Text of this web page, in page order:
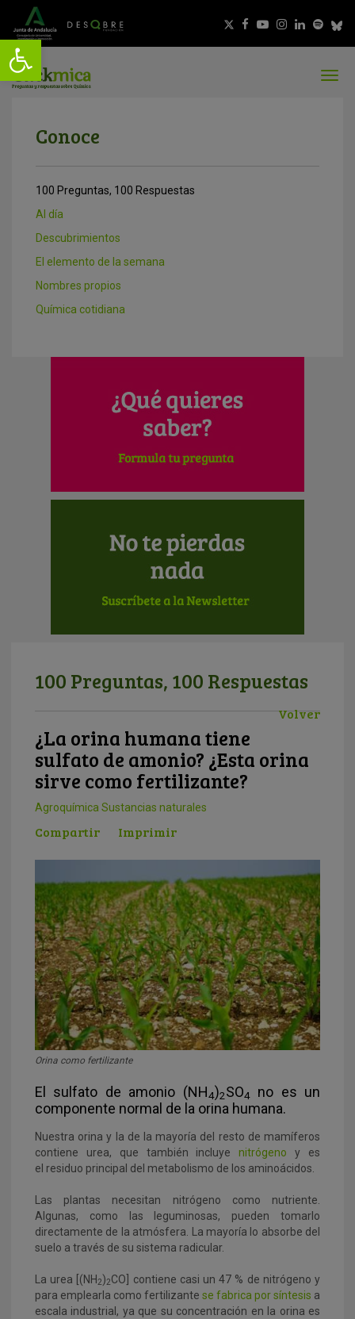
Conoce
100 Preguntas, 100 Respuestas
Al día
Descubrimientos
El elemento de la semana
Nombres propios
Química cotidiana
100 Preguntas, 100 Respuestas
Volver
¿La orina humana tiene
sulfato de amonio? ¿Esta orina
sirve como fertilizante?
Agroquímica Sustancias naturales
Compartir Imprimir
Orina como fertilizante
El sulfato de amonio (NH4)2SO4
no es un
componente normal de la orina humana.
Nuestra orina y la de la mayoría del resto de mamíferos
contiene urea, que también incluyenitrógenoy es
el residuo principal del metabolismo de los aminoácidos.
Las plantas necesitan nitrógeno como nutriente.
Algunas, como las leguminosas, pueden tomarlo
directamente de la atmósfera. La mayoría lo absorbe del
suelo a través de su sistema radicular.
La urea [(NH2)2CO] contiene casi un 47 % de nitrógeno y
para emplearla como fertilizante se fabrica por síntesis a
escala industrial, ya que su concentración en la orina es